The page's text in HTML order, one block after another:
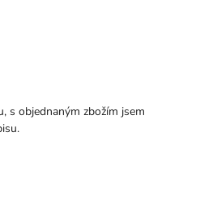
z 5 hvězdiček.
s objednaným zbožím jsem
z 5 hvězdiček.